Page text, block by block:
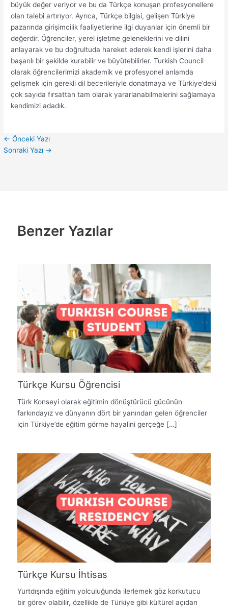
büyük değer veriyor ve bu da Türkçe konuşan profesyonellere
olan talebi artırıyor. Ayrıca, Türkçe bilgisi, gelişen Türkiye
pazarında girişimcilik faaliyetlerine ilgi duyanlar için önemli bir
değerdir. Öğrenciler, yerel işletme geleneklerini ve dilini
anlayarak ve bu doğrultuda hareket ederek kendi işlerini daha
başarılı bir şekilde kurabilir ve büyütebilirler. Turkish Council
olarak öğrencilerimizi akademik ve profesyonel anlamda
gelişmek için gerekli dil becerileriyle donatmaya ve Türkiye’deki
çok sayıda fırsattan tam olarak yararlanabilmelerini sağlamaya
kendimizi adadık.
← Önceki Yazı
Sonraki Yazı →
Benzer Yazılar
Türkçe Kursu Öğrencisi
Türk Konseyi olarak eğitimin dönüştürücü gücünün
farkındayız ve dünyanın dört bir yanından gelen öğrenciler
için Türkiye’de eğitim görme hayalini gerçeğe […]
Türkçe Kursu İhtisas
Yurtdışında eğitim yolculuğunda ilerlemek göz korkutucu
bir görev olabilir, özellikle de Türkiye gibi kültürel açıdan